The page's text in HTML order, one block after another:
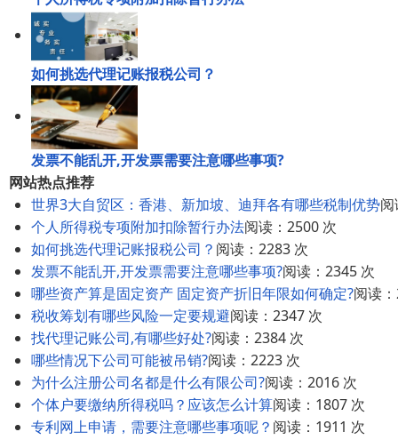
如何挑选代理记账报税公司？
发票不能乱开,开发票需要注意哪些事项?
网站热点推荐
世界3大自贸区：香港、新加坡、迪拜各有哪些税制优势
个人所得税专项附加扣除暂行办法阅读：2500 次
如何挑选代理记账报税公司？ 阅读：2283 次
发票不能乱开,开发票需要注意哪些事项?阅读：2345 次
哪些资产算是固定资产 固定资产折旧年限如何确定?阅读
税收筹划有哪些风险一定要规避阅读：2347 次
找代理记账公司,有哪些好处?阅读：2384 次
哪些情况下公司可能被吊销?阅读：2223 次
为什么注册公司名都是什么有限公司?阅读：2016 次
个体户要缴纳所得税吗？应该怎么计算阅读：1807 次
专利网上申请，需要注意哪些事项呢？ 阅读：1911 次